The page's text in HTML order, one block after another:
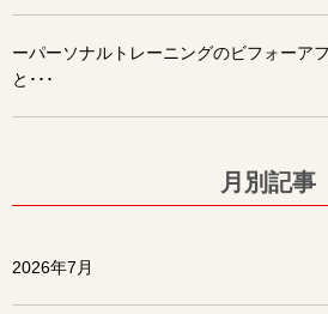
ーパーソナルトレーニングのビフォーア
と･･･
月別記事
2026年7月